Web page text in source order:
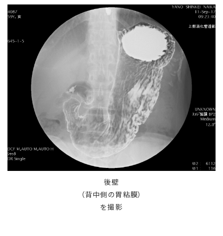
後壁
（背中側の胃粘膜）
を撮影